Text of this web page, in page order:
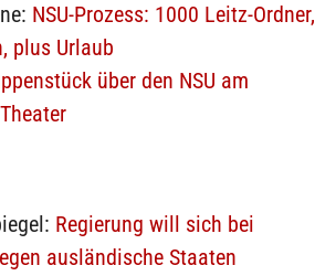
NSU-Prozess: 1000 Leitz-Ordner,
plus Urlaub
über den NSU am
Regierung will sich bei
ausländische Staaten